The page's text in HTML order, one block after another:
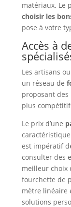
matériaux. Le
choisir les
pose à votre
Accès à
Les artisans
un réseau de
proposant des
plus
Le prix d’une
est impératif
consulter des
meilleur choix
fourchette de
mètre linéaire
solutions